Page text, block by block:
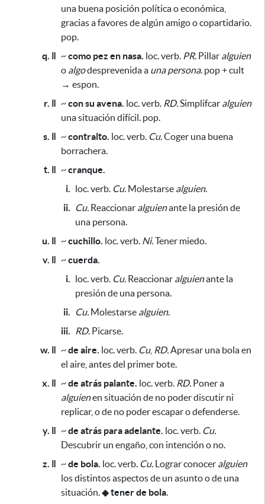
una buena posición política o económica,
gracias a favores de algún amigo o copartidario.
pop.
q. ǁ ~como pez en nasa. loc. verb. PR. Pillar alguien
o algodesprevenida a una persona. pop + cult
→ espon.
r. ǁ ~con su avena. loc. verb. RD.Simplifcar alguien
una situación difícil. pop.
s. ǁ ~contralto. loc. verb. Cu.Coger una buena
borrachera.
t. ǁ ~cranque.
i. loc. verb. Cu. Molestarse alguien.
ii.
Cu. Reaccionar alguienante la presión de
una persona.
u. ǁ ~cuchillo. loc. verb. Ni.Tener miedo.
v. ǁ ~cuerda.
i. loc. verb. Cu. Reaccionar alguienante la
presión de una persona.
ii.
Cu. Molestarse alguien.
iii.
RD. Picarse.
w. ǁ ~de aire. loc. verb. Cu, RD.Apresar una bola en
el aire, antes del primer bote.
x. ǁ ~de atrás palante. loc. verb. RD. Poner a
alguienen situación de no poder discutir ni
replicar, o de no poder escapar o defenderse.
y. ǁ ~de atrás para adelante. loc. verb. Cu.
Descubrir un engaño, con intención o no.
z. ǁ ~de bola. loc. verb. Cu. Lograr conocer alguien
los distintos aspectos de un asunto o de una
situación.◆tener de bola.